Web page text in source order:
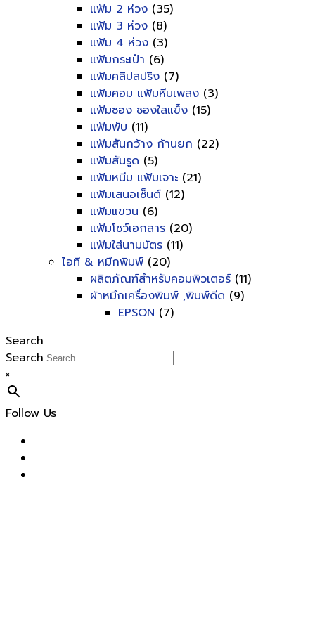
แฟ้ม 2 ห่วง (35)
แฟ้ม 3 ห่วง (8)
แฟ้ม 4 ห่วง (3)
แฟ้มกระเป๋า (6)
แฟ้มคลิปสปริง (7)
แฟ้มคอม แฟ้มหีบเพลง (3)
แฟ้มซอง ซองใสแข็ง (15)
แฟ้มพับ (11)
แฟ้มสันกว้าง ก้านยก (22)
แฟ้มสันรูด (5)
แฟ้มหนีบ แฟ้มเจาะ (21)
แฟ้มเสนอเซ็นต์ (12)
แฟ้มแขวน (6)
แฟ้มโชว์เอกสาร (20)
แฟ้มใส่นามบัตร (11)
ไอที & หมึกพิมพ์ (20)
ผลิตภัณฑ์สำหรับคอมพิวเตอร์ (11)
ผ้าหมึกเครื่องพิมพ์ ,พิมพ์ดีด (9)
EPSON (7)
Search
Search
×
Follow Us